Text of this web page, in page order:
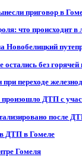
приговор в
что происходит
Новобелицкий
без горячей
переходе
ДТП с
после
ДТП в Гомеле
Гомеля